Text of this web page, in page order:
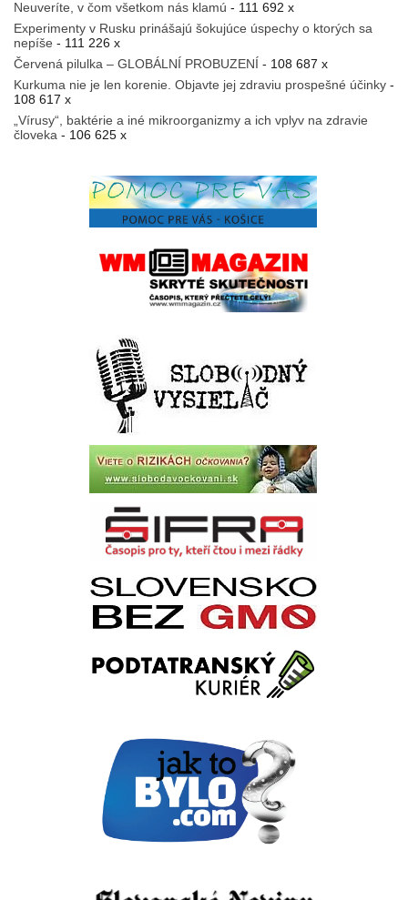
Neuveríte, v čom všetkom nás klamú - 111 692 x
Experimenty v Rusku prinášajú šokujúce úspechy o ktorých sa
nepíše - 111 226 x
Červená pilulka – GLOBÁLNÍ PROBUZENÍ - 108 687 x
Kurkuma nie je len korenie. Objavte jej zdraviu prospešné účinky -
108 617 x
„Vírusy“, baktérie a iné mikroorganizmy a ich vplyv na zdravie
človeka - 106 625 x